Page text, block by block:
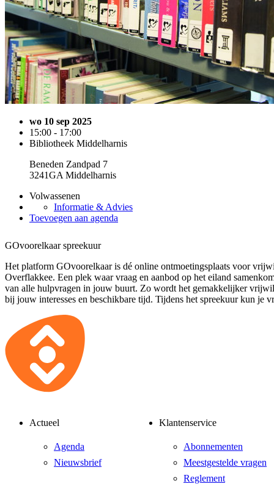
wo 10 sep 2025
15:00 - 17:00
Bibliotheek Middelharnis
Beneden Zandpad 7
3241GA Middelharnis
Volwassenen
Informatie & Advies
Toevoegen aan agenda
GOvoorelkaar spreekuur
Het platform GOvoorelkaar is dé online ontmoetingsplaats voor
Overflakkee. Een plek waar vraag en aanbod op het eiland
van alle hulpvragen in jouw buurt. Zo wordt het gemakkelijker
bij jouw interesses en beschikbare tijd. Tijdens het spreekuur kun je
Actueel
Agenda
Nieuwsbrief
Klantenservice
Abonnementen
Meestgestelde vragen
Reglement